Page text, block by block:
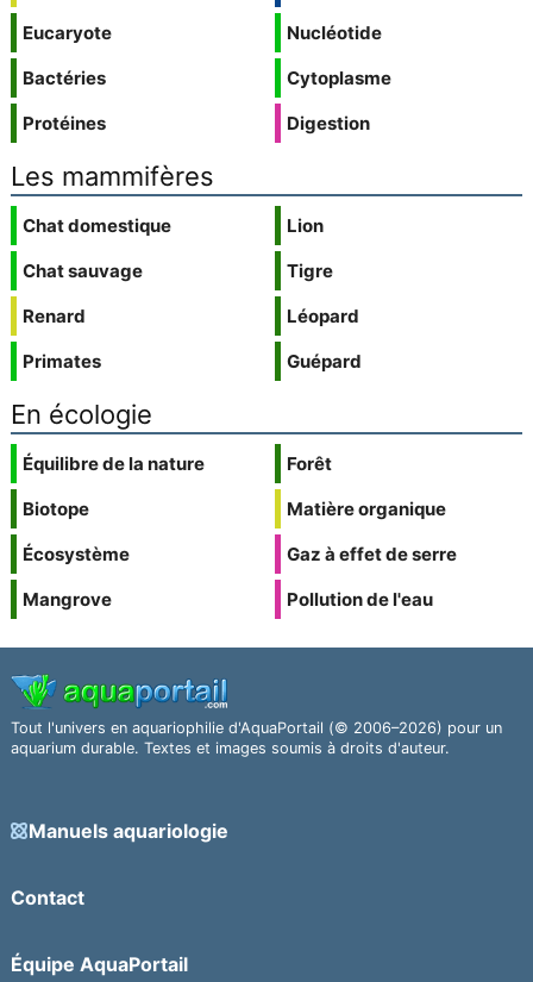
Eucaryote
Bactéries
Protéines
Nucléotide
Cytoplasme
Digestion
Les mammifères
Chat domestique
Chat sauvage
Renard
Primates
Lion
Tigre
Léopard
Guépard
En écologie
Équilibre de la nature
Biotope
Écosystème
Mangrove
Forêt
Matière organique
Gaz à effet de serre
Pollution de l'eau
Tout l'univers en aquariophilie d'AquaPortail (© 2006–2026) pour un
aquarium durable. Textes et images soumis à droits d'auteur.
Manuels aquariologie
Contact
Équipe AquaPortail